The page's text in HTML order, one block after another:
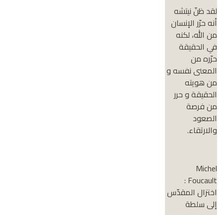
لقد ظنّ نيتشه
أنه حرّر الإنسان
من الله، لكنه
في الحقيقة
حرّره من
المعنى نفسه و
من هويته
الحقيقة و حرر
من فرصة
الصعود
والارتقاء.
Michel
Foucault :
اختزال المقدّس
إلى سلطة